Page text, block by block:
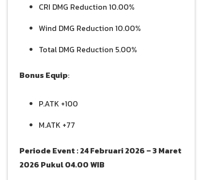
CRI DMG Reduction 10.00%
Wind DMG Reduction 10.00%
Total DMG Reduction 5.00%
Bonus Equip:
P.ATK +100
M.ATK +77
Periode Event : 24 Februari 2026 – 3 Maret
2026 Pukul 04.00 WIB